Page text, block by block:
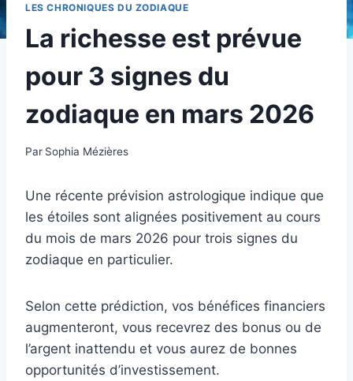
LES CHRONIQUES DU ZODIAQUE
La richesse est prévue
pour 3 signes du
zodiaque en mars 2026
Par Sophia Mézières
Une récente prévision astrologique indique que
les étoiles sont alignées positivement au cours
du mois de mars 2026 pour trois signes du
zodiaque en particulier.
Selon cette prédiction, vos bénéfices financiers
augmenteront, vous recevrez des bonus ou de
l’argent inattendu et vous aurez de bonnes
opportunités d’investissement.